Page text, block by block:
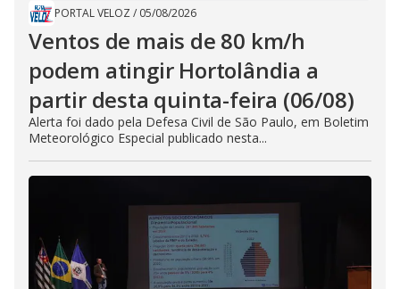
PORTAL VELOZ / 05/08/2026
Ventos de mais de 80 km/h
podem atingir Hortolândia a
partir desta quinta-feira (06/08)
Alerta foi dado pela Defesa Civil de São Paulo, em Boletim
Meteorológico Especial publicado nesta...